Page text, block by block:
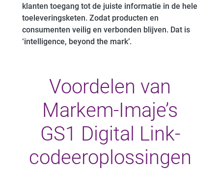
klanten toegang tot de juiste informatie in de hele
toeleveringsketen. Zodat producten en
consumenten veilig en verbonden blijven. Dat is
‘intelligence, beyond the mark’.
Voordelen van
Markem-Imaje’s
GS1 Digital Link-
codeeroplossingen